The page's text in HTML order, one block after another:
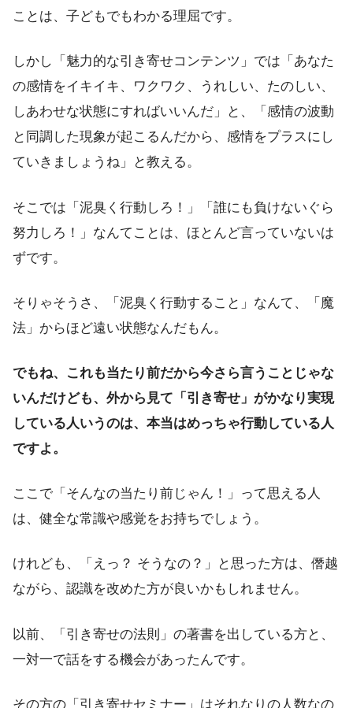
ことは、子どもでもわかる理屈です。
しかし「魅力的な引き寄せコンテンツ」では「あなた
の感情をイキイキ、ワクワク、うれしい、たのしい、
しあわせな状態にすればいいんだ」と、「感情の波動
と同調した現象が起こるんだから、感情をプラスにし
ていきましょうね」と教える。
そこでは「泥臭く行動しろ！」「誰にも負けないぐら
努力しろ！」なんてことは、ほとんど言っていないは
ずです。
そりゃそうさ、「泥臭く行動すること」なんて、「魔
法」からほど遠い状態なんだもん。
でもね、これも当たり前だから今さら言うことじゃな
いんだけども、外から見て「引き寄せ」がかなり実現
している人いうのは、本当はめっちゃ行動している人
ですよ。
ここで「そんなの当たり前じゃん！」って思える人
は、健全な常識や感覚をお持ちでしょう。
けれども、「えっ？ そうなの？」と思った方は、僭越
ながら、認識を改めた方が良いかもしれません。
以前、「引き寄せの法則」の著書を出している方と、
一対一で話をする機会があったんです。
その方の「引き寄せセミナー」はそれなりの人数なの